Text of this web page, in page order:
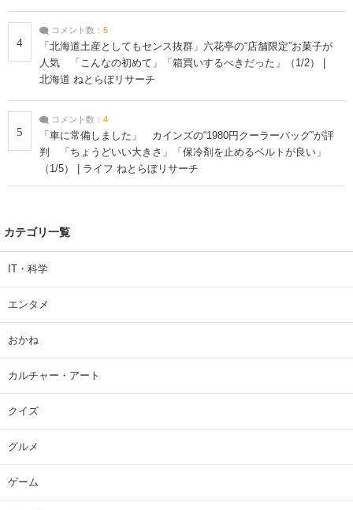
4
コメント数： 5
「北海道土産としてもセンス抜群」六花亭の“店舗限定”お菓子が
人気 「こんなの初めて」「箱買いするべきだった」（1/2） |
北海道 ねとらぼリサーチ
5
コメント数： 4
「車に常備しました」 カインズの“1980円クーラーバッグ”が評
判 「ちょうどいい大きさ」「保冷剤を止めるベルトが良い」
（1/5） | ライフ ねとらぼリサーチ
カテゴリ一覧
IT・科学
エンタメ
おかね
カルチャー・アート
クイズ
グルメ
ゲーム